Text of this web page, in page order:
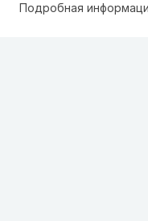
Подробная